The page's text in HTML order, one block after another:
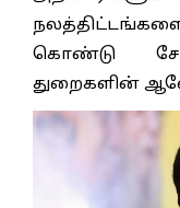
கொண்டு
துறைகளின்